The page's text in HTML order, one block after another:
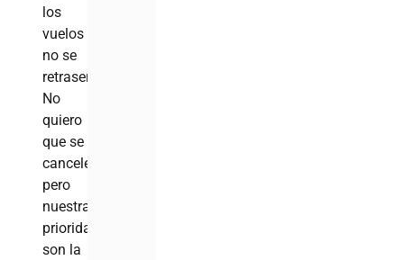
los
vuelos
no se
retrasen.
No
quiero
que se
cancelen,
pero
nuestras
prioridades
son la